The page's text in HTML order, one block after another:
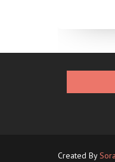
Created By